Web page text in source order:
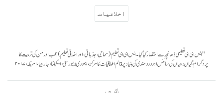
اخلاقیات
"ایس ای ای تعلیمی ڈھانچہ سے اختصار کیا گیا۔ ایس ای ای تعلیم (سماجی، جذباتی، اور اخلاقی تعلیم): قلب اور من کی تربیت کا
پروگرام، گیان دھیان کی سائنس اور درد مندی کی بنیاد پر قائم اخلاقیات کا مرکز، ایموری یونیورسٹی، ایٹلینٹا، جارجیا، امریکہ، ۲۰۱۷